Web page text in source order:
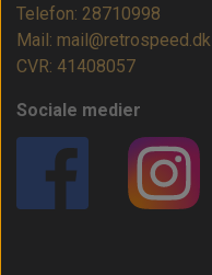
Telefon: 28710998
Mail: mail@retrospeed.dk
CVR: 41408057
Sociale medier